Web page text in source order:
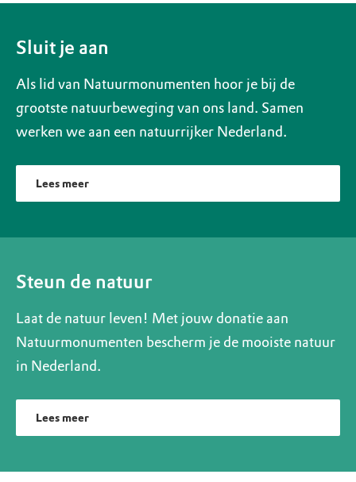
Sluit je aan
Als lid van Natuurmonumenten hoor je bij de
grootste natuurbeweging van ons land. Samen
werken we aan een natuurrijker Nederland.
Lees meer
Steun de natuur
Laat de natuur leven! Met jouw donatie aan
Natuurmonumenten bescherm je de mooiste natuur
in Nederland.
Lees meer